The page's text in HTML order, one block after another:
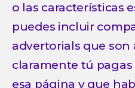
o las características
puedes incluir
advertorials que
claramente tú
esa página y que